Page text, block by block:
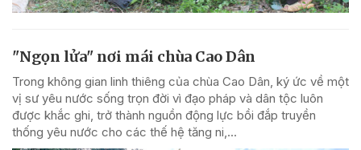
"Ngọn lửa" nơi mái chùa Cao Dân
Trong không gian linh thiêng của chùa Cao Dân, ký ức về một
vị sư yêu nước sống trọn đời vì đạo pháp và dân tộc luôn
được khắc ghi, trở thành nguồn động lực bồi đắp truyền
thống yêu nước cho các thế hệ tăng ni,...